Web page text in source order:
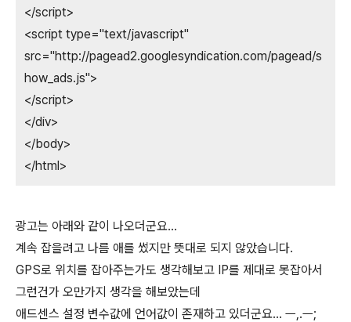
</script>
<script type="text/javascript"
src="http://pagead2.googlesyndication.com/pagead/s
how_ads.js">
</script>
</div>
</body>
</html>
광고는 아래와 같이 나오더군요...
계속 잡을려고 나름 애를 썼지만 뜻대로 되지 않았습니다.
GPS로 위치를 잡아주는가도 생각해보고 IP를 제대로 못잡아서
그런건가 오만가지 생각을 해보았는데
애드센스 설정 변수값에 언어값이 존재하고 있더군요... ㅡ,.ㅡ;